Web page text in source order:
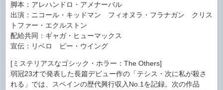
脚本：アレハンドロ・アメナーバル
出演：ニコール・キッドマン フィオヌラ・フラナガン クリス
トファー・エクルストン
配給共同：ギャガ・ヒューマックス
宣伝：リベロ ビー・ウイング
[ミステリアスなゴシック・ホラー：The Others]
弱冠23才で発表した長篇デビュー作の「テシス・次に私が殺さ
れる」では、スペインの歴代興行収入No.1を記録。次の作品